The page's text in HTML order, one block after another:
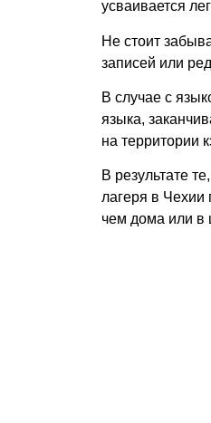
усваивается
Не стоит
записей или
В случае с
языка,
на территории
В результате
лагеря в Чехии
чем дома или в